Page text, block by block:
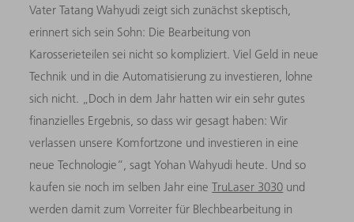
Vater Tatang Wahyudi zeigt sich zunächst skeptisch,
erinnert sich sein Sohn: Die Bearbeitung von
Karosserieteilen sei nicht so kompliziert. Viel Geld in neue
Technik und in die Automatisierung zu investieren, lohne
sich nicht. „Doch in dem Jahr hatten wir ein sehr gutes
finanzielles Ergebnis, so dass wir gesagt haben: Wir
verlassen unsere Komfortzone und investieren in eine
neue Technologie“, sagt Yohan Wahyudi heute. Und so
kaufen sie noch im selben Jahr eineTruLaser 3030 und
werden damit zum Vorreiter für Blechbearbeitung in